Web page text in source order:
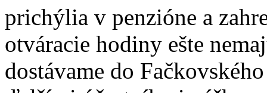
prichýlia v penzióne a
otváracie hodiny ešte
dostávame do